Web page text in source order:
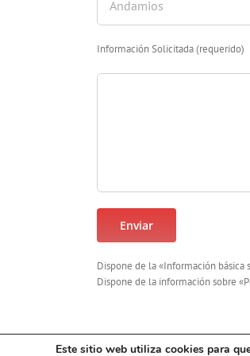
Información Solicitada (requerido)
Dispone de la «Información
Dispone de la información sobre
Este sitio web utiliza cookies para